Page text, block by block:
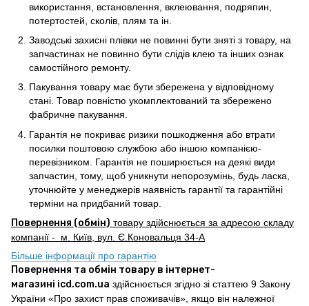
використання, встановлення, вклеювання, подряпин,
потертостей, сколів, плям та ін.
Заводські захисні плівки не повинні бути зняті з товару, на
запчастинах не повинно бути слідів клею та інших ознак
самостійного ремонту.
Пакування товару має бути збережена у відповідному
стані. Товар повністю укомплектований та збережено
фабричне пакування.
Гарантія не покриває ризики пошкодження або втрати
посилки поштовою службою або іншою компанією-
перевізником. Гарантія не поширюється на деякі види
запчастин, тому, щоб уникнути непорозумінь, будь ласка,
уточнюйте у менеджерів наявність гарантії та гарантійні
терміни на придбаний товар.
Повернення (обмін) товару здійснюється за адресою складу
компанії - м. Київ, вул. Є.Коновальця 34-А
Більше інформації про гарантію
Повернення та обмін товару в інтернет-
магазині icd.com.ua здійснюється згідно зі статтею 9 Закону
України «Про захист прав споживачів», якщо він належної